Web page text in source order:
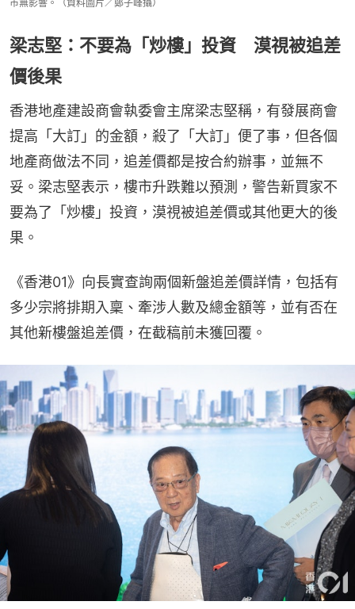
市無影響。（資料圖片／鄭子峰攝）
梁志堅：不要為「炒樓」投資 漠視被追差
價後果
香港地產建設商會執委會主席梁志堅稱，有發展商會
提高「大訂」的金額，殺了「大訂」便了事，但各個
地產商做法不同，追差價都是按合約辦事，並無不
妥。梁志堅表示，樓市升跌難以預測，警告新買家不
要為了「炒樓」投資，漠視被追差價或其他更大的後
果。
《香港01》向長實查詢兩個新盤追差價詳情，包括有
多少宗將排期入稟、牽涉人數及總金額等，並有否在
其他新樓盤追差價，在截稿前未獲回覆。